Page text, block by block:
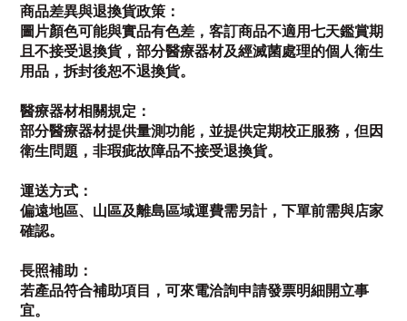
商品差異與退換貨政策：
圖片顏色可能與實品有色差，客訂商品不適用七天鑑賞期
且不接受退換貨，部分醫療器材及經滅菌處理的個人衛生
用品，拆封後恕不退換貨。
醫療器材相關規定：
部分醫療器材提供量測功能，並提供定期校正服務，但因
衛生問題，非瑕疵故障品不接受退換貨。
運送方式：
偏遠地區、山區及離島區域運費需另計，下單前需與店家
確認。
長照補助：
若產品符合補助項目，可來電洽詢申請發票明細開立事
宜。